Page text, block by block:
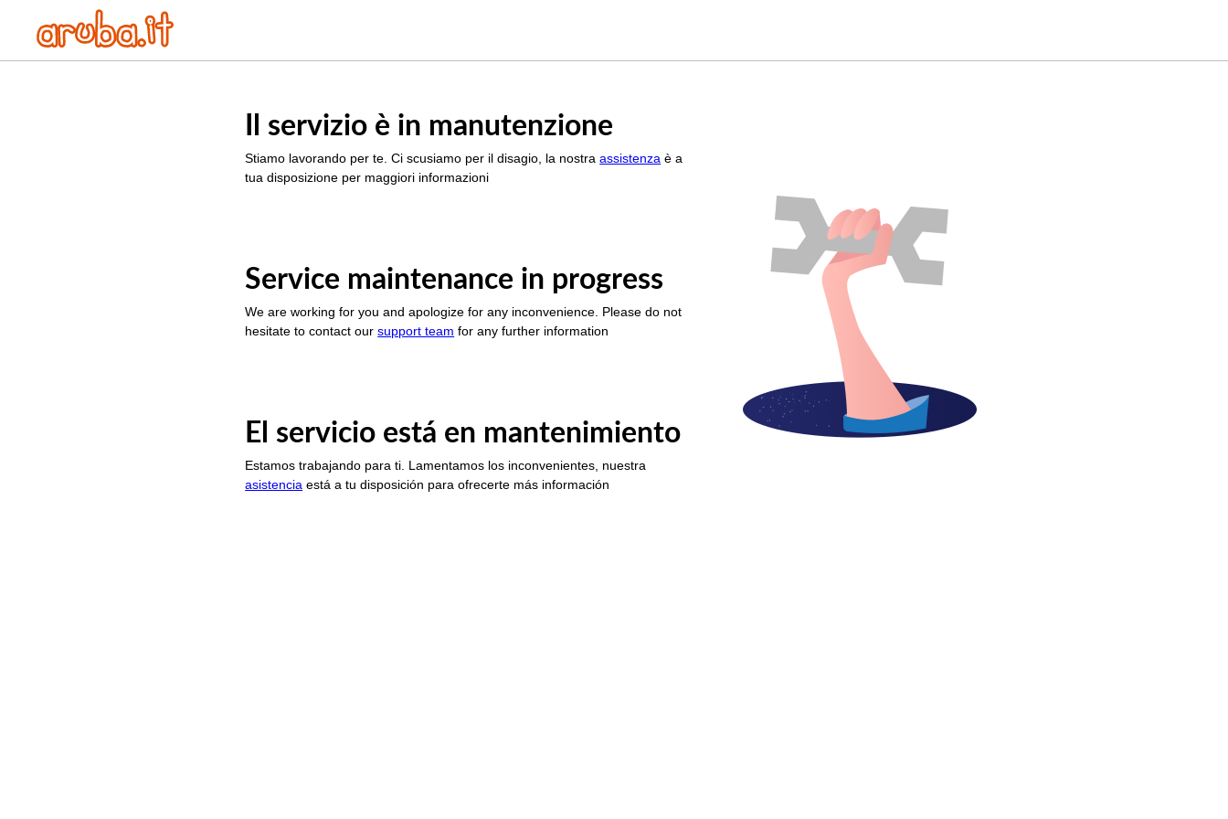
Il servizio è in manutenzione
Stiamo lavorando per te. Ci scusiamo per il disagio, la nostraassistenza è a
tua disposizione per maggiori informazioni
Service maintenance in progress
We are working for you and apologize for any inconvenience. Please do not
hesitate to contact oursupport team for any further information
El servicio está en mantenimiento
Estamos trabajando para ti. Lamentamos los inconvenientes, nuestra
asistencia está a tu disposición para ofrecerte más información